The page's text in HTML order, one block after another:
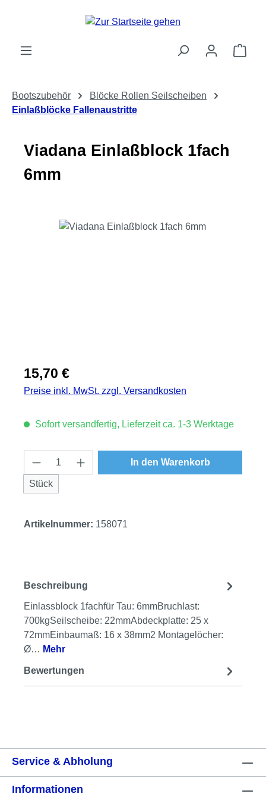
Zum Hauptinhalt springen
Bootszubehör
Blöcke Rollen Seilscheiben
Einlaßblöcke Fallenaustritte
Viadana Einlaßblock 1fach
6mm
Bildergalerie überspringen
Regulärer Preis:
15,70 €
Preise inkl. MwSt. zzgl. Versandkosten
Sofort versandfertig, Lieferzeit ca. 1-3 Werktage
Produkt Anzahl: Gib den gewünschten
Stück
In den Warenkorb
Artikelnummer: 158071
Beschreibung
Einlassblock 1fachfür Tau: 6mmBruchlast:
700kgSeilscheibe: 22mmAbdeckplatte: 25 x
72mmEinbaumaß: 16 x 38mm2 Montagelöcher:
Ø… Mehr
Bewertungen
Service & Abholung
Informationen